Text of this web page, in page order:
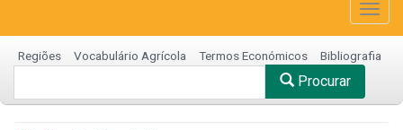
Regiões Vocabulário Agrícola Termos Económicos Bibliografia
Procurar